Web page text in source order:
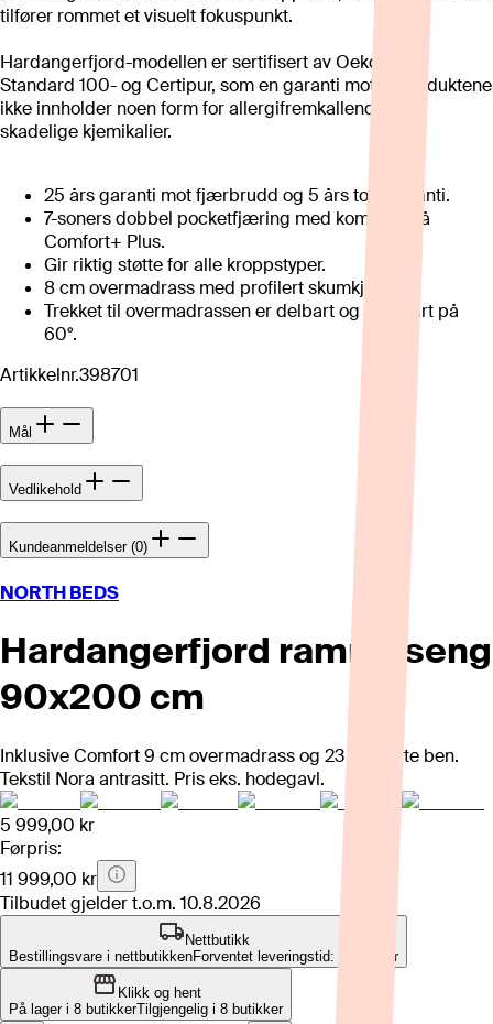
tilfører rommet et visuelt fokuspunkt.
Hardangerfjord-modellen er sertifisert av Oeko-tex®
Standard 100- og Certipur, som en garanti mot at produktene
ikke innholder noen form for allergifremkallende eller
skadelige kjemikalier.
25 års garanti mot fjærbrudd og 5 års totalgaranti.
7-soners dobbel pocketfjæring med komfortnivå
Comfort+ Plus.
Gir riktig støtte for alle kroppstyper.
8 cm overmadrass med profilert skumkjerne.
Trekket til overmadrassen er delbart og vaskbart på
60°.
Artikkelnr.398701
Mål
Vedlikehold
Kundeanmeldelser (0)
NORTH BEDS
Hardangerfjord rammeseng
90x200 cm
Inklusive Comfort 9 cm overmadrass og 23 cm sorte ben.
Tekstil Nora antrasitt. Pris eks. hodegavl.
5 999,00 kr
Førpris:
11 999,00 kr
Tilbudet gjelder t.o.m. 10.8.2026
Nettbutikk
Bestillingsvare i nettbutikkenForventet leveringstid: 8-12 uker
Klikk og hent
På lager i 8 butikkerTilgjengelig i 8 butikker